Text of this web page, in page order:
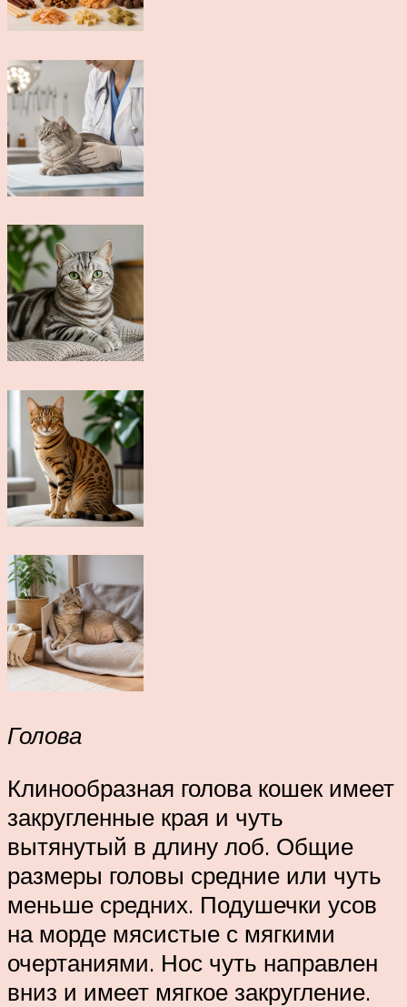
Голова
Клинообразная голова кошек имеет
закругленные края и чуть
вытянутый в длину лоб. Общие
размеры головы средние или чуть
меньше средних. Подушечки усов
на морде мясистые с мягкими
очертаниями. Нос чуть направлен
вниз и имеет мягкое закругление.